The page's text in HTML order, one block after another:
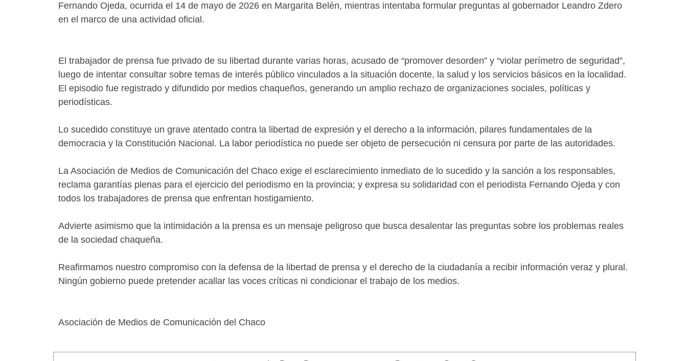
Fernando Ojeda, ocurrida el 14 de mayo de 2026 en Margarita Belén, mientras intentaba formular preguntas al gobernador Leandro Zdero
en el marco de una actividad oficial.
El trabajador de prensa fue privado de su libertad durante varias horas, acusado de “promover desorden” y “violar perímetro de seguridad”,
luego de intentar consultar sobre temas de interés público vinculados a la situación docente, la salud y los servicios básicos en la localidad.
El episodio fue registrado y difundido por medios chaqueños, generando un amplio rechazo de organizaciones sociales, políticas y
periodísticas.
Lo sucedido constituye un grave atentado contra la libertad de expresión y el derecho a la información, pilares fundamentales de la
democracia y la Constitución Nacional. La labor periodística no puede ser objeto de persecución ni censura por parte de las autoridades.
La Asociación de Medios de Comunicación del Chaco exige el esclarecimiento inmediato de lo sucedido y la sanción a los responsables,
reclama garantías plenas para el ejercicio del periodismo en la provincia; y expresa su solidaridad con el periodista Fernando Ojeda y con
todos los trabajadores de prensa que enfrentan hostigamiento.
Advierte asimismo que la intimidación a la prensa es un mensaje peligroso que busca desalentar las preguntas sobre los problemas reales
de la sociedad chaqueña.
Reafirmamos nuestro compromiso con la defensa de la libertad de prensa y el derecho de la ciudadanía a recibir información veraz y plural.
Ningún gobierno puede pretender acallar las voces críticas ni condicionar el trabajo de los medios.
Asociación de Medios de Comunicación del Chaco